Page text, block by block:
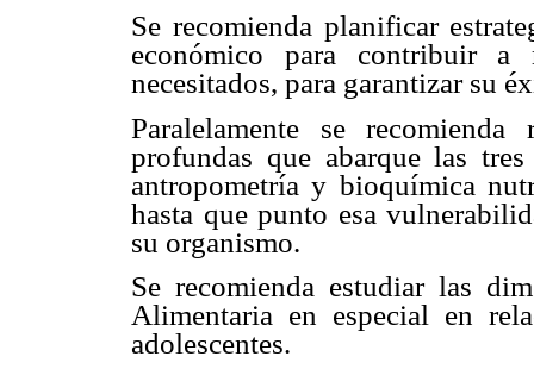
Se recomienda planificar
económico para contribuir
necesitados, para garantizar su
Paralelamente se
profundas que abarque las
antropometría y bioquímica
hasta que punto esa
su organismo.
Se recomienda estudiar las
Alimentaria en especial en
adolescentes.